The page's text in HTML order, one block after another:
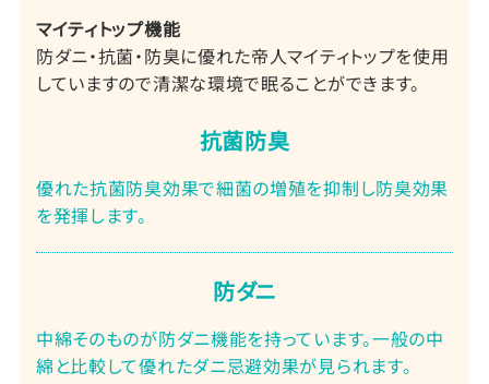
マイティトップ機能
防ダニ・抗菌・防臭に優れた帝人マイティトップを使用
していますので清潔な環境で眠ることができます。
抗菌防臭
優れた抗菌防臭効果で細菌の増殖を抑制し防臭効果
を発揮します。
防ダニ
中綿そのものが防ダニ機能を持っています。一般の中
綿と比較して優れたダニ忌避効果が見られます。